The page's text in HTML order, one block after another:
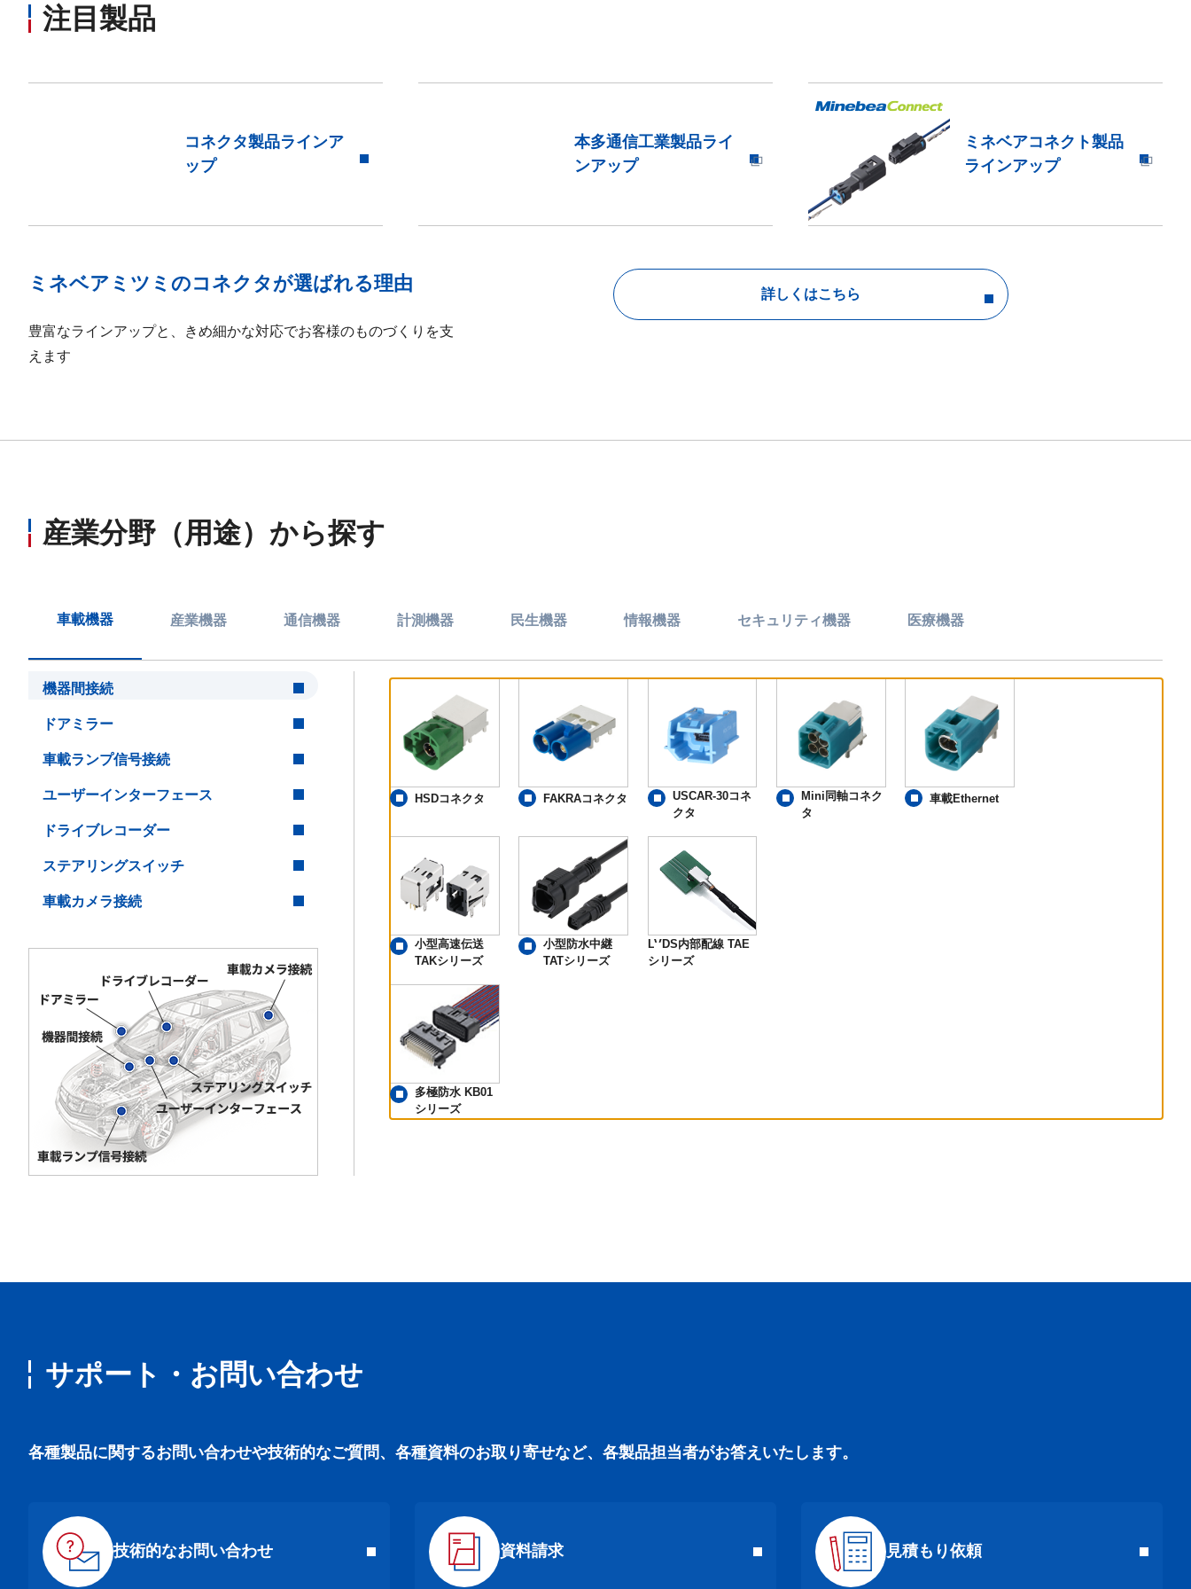
注目製品
コネクタ製品ラインア
ップ
本多通信工業製品ライ
ンアップ
ミネベアコネクト製品
ラインアップ
ミネベアミツミのコネクタが選ばれる理由
豊富なラインアップと、きめ細かな対応でお客様のものづくりを支
えます
詳しくはこちら
産業分野（用途）から探す
車載機器 産業機器 通信機器 計測機器 民生機器 情報機器 セキュリティ機器 医療機器
機器間接続
ドアミラー
車載ランプ信号接続
ユーザーインターフェース
ドライブレコーダー
ステアリングスイッチ
車載カメラ接続
HSDコネクタ FAKRAコネクタ
USCAR-30コネ
クタ
Mini同軸コネク
タ
車載Ethernet
小型高速伝送
TAKシリーズ
小型防水中継
TATシリーズ
LVDS内部配線 TAE
シリーズ
多極防水 KB01
シリーズ
サポート・お問い合わせ
各種製品に関するお問い合わせや技術的なご質問、各種資料のお取り寄せなど、各製品担当者がお答えいたします。
技術的なお問い合わせ 資料請求 見積もり依頼